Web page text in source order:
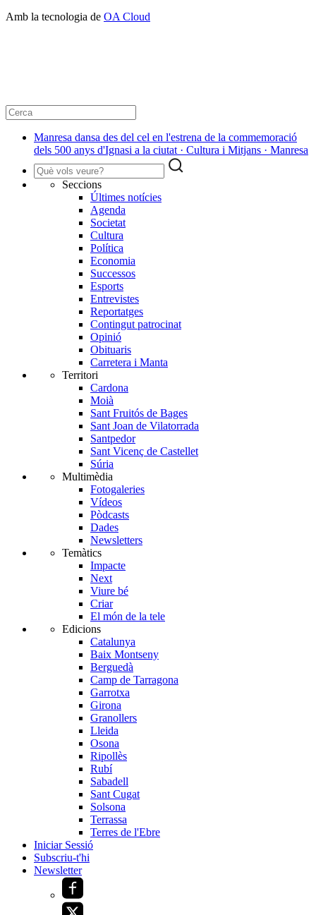
Amb la tecnologia de OA Cloud
Manresa dansa des del cel en l'estrena de la commemoració
dels 500 anys d'Ignasi a la ciutat · Cultura i Mitjans · Manresa
Seccions
Últimes notícies
Agenda
Societat
Cultura
Política
Economia
Successos
Esports
Entrevistes
Reportatges
Contingut patrocinat
Opinió
Obituaris
Carretera i Manta
Territori
Cardona
Moià
Sant Fruitós de Bages
Sant Joan de Vilatorrada
Santpedor
Sant Vicenç de Castellet
Súria
Multimèdia
Fotogaleries
Vídeos
Pòdcasts
Dades
Newsletters
Temàtics
Impacte
Next
Viure bé
Criar
El món de la tele
Edicions
Catalunya
Baix Montseny
Berguedà
Camp de Tarragona
Garrotxa
Girona
Granollers
Lleida
Osona
Ripollès
Rubí
Sabadell
Sant Cugat
Solsona
Terrassa
Terres de l'Ebre
Iniciar Sessió
Subscriu-t'hi
Newsletter